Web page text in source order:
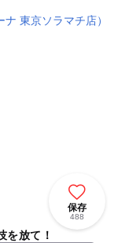
保存
488
を放て！